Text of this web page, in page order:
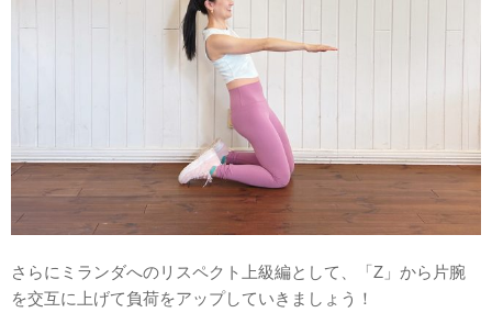
さらにミランダへのリスペクト上級編として、「Z」から片腕
を交互に上げて負荷をアップしていきましょう！